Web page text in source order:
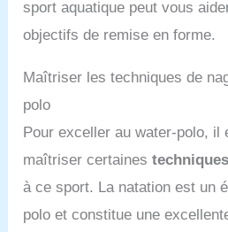
sport aquatique peut vous
objectifs de remise en forme.
Maîtriser les techniques de
polo
Pour exceller au water-polo, il
maîtriser certaines
à ce sport. La natation est un
polo et constitue une